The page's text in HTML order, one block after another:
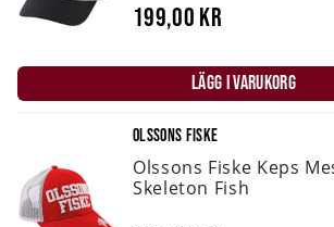
199,00 kr
LÄGG I VARUKORG
OLSSONS FISKE
Olssons Fiske Keps
Skeleton Fish